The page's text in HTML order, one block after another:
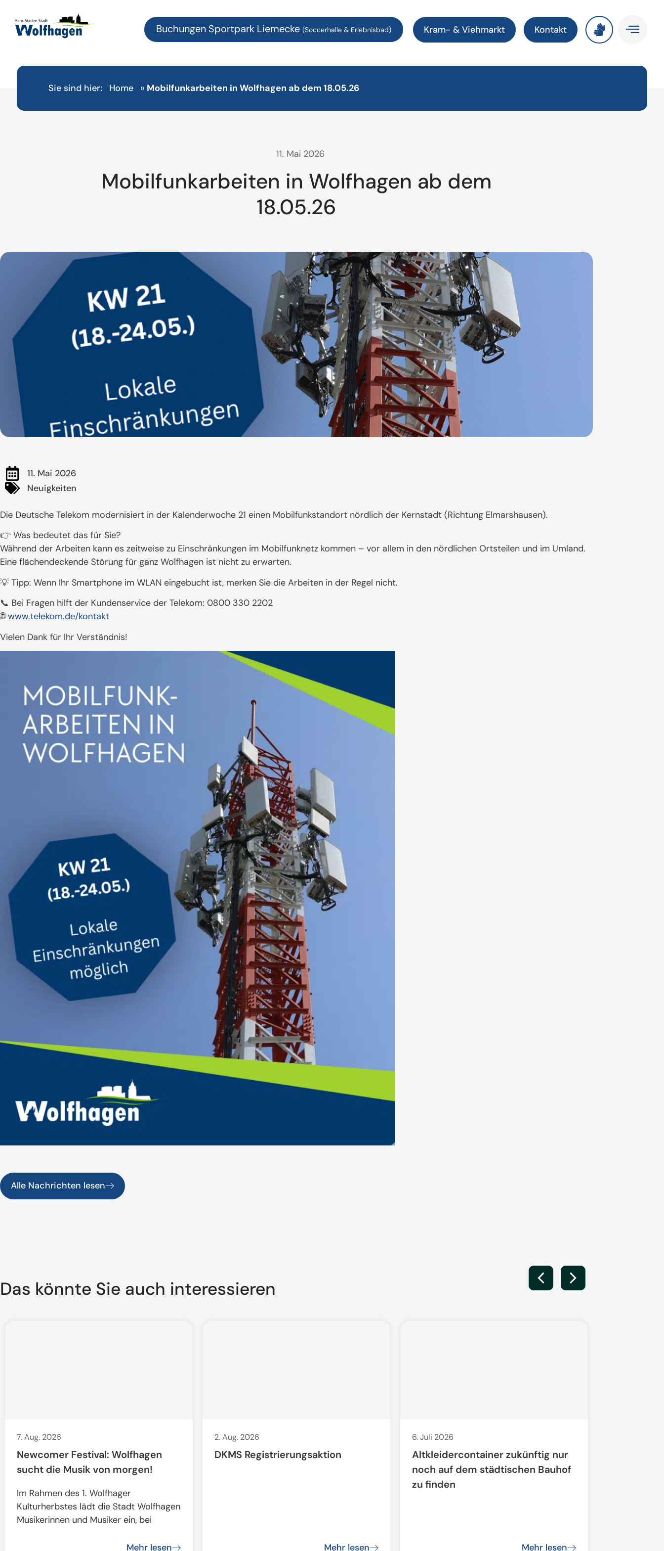
Buchungen Sportpark Liemecke (Soccerhalle & Erlebnisbad) Kram- & Viehmarkt Kontakt
Sie sind hier: Home » Mobilfunkarbeiten in Wolfhagen ab dem 18.05.26
11. Mai 2026
Mobilfunkarbeiten in Wolfhagen ab dem
18.05.26
11. Mai 2026
Neuigkeiten
Die Deutsche Telekom modernisiert in der Kalenderwoche 21 einen Mobilfunkstandort nördlich der Kernstadt (Richtung Elmarshausen).
👉 Was bedeutet das für Sie?
Während der Arbeiten kann es zeitweise zu Einschränkungen im Mobilfunknetz kommen – vor allem in den nördlichen Ortsteilen und im Umland.
Eine flächendeckende Störung für ganz Wolfhagen ist nicht zu erwarten.
💡 Tipp: Wenn Ihr Smartphone im WLAN eingebucht ist, merken Sie die Arbeiten in der Regel nicht.
📞 Bei Fragen hilft der Kundenservice der Telekom: 0800 330 2202
🌐www.telekom.de/kontakt
Vielen Dank für Ihr Verständnis!
Alle Nachrichten lesen
Das könnte Sie auch interessieren
7. Aug. 2026
Newcomer Festival: Wolfhagen
sucht die Musik von morgen!
Im Rahmen des 1. Wolfhager
Kulturherbstes lädt die Stadt Wolfhagen
Musikerinnen und Musiker ein, bei
Mehr lesen
2. Aug. 2026
DKMS Registrierungsaktion
Mehr lesen
6. Juli 2026
Altkleidercontainer zukünftig nur
noch auf dem städtischen Bauhof
zu finden
Mehr lesen